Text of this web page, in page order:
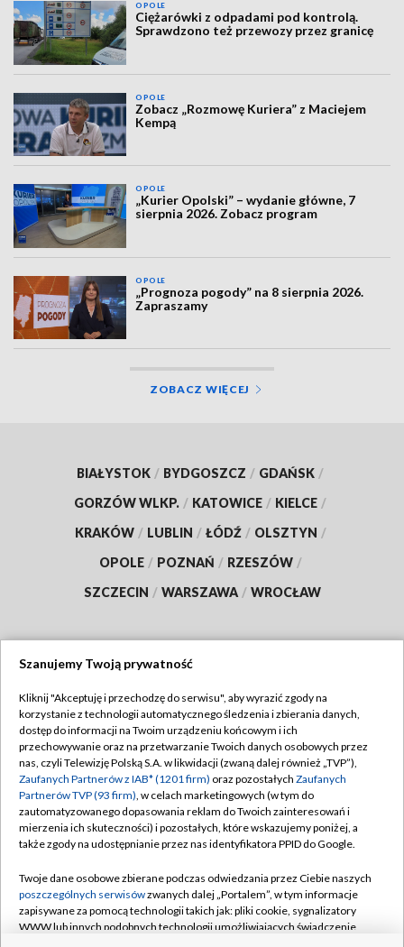
OPOLE
Ciężarówki z odpadami pod kontrolą.
Sprawdzono też przewozy przez granicę
OPOLE
Zobacz „Rozmowę Kuriera” z Maciejem
Kempą
OPOLE
„Kurier Opolski” – wydanie główne, 7
sierpnia 2026. Zobacz program
OPOLE
„Prognoza pogody” na 8 sierpnia 2026.
Zapraszamy
ZOBACZ WIĘCEJ
BIAŁYSTOK / BYDGOSZCZ / GDAŃSK /
GORZÓW WLKP. / KATOWICE / KIELCE /
KRAKÓW / LUBLIN / ŁÓDŹ / OLSZTYN /
OPOLE / POZNAŃ / RZESZÓW /
SZCZECIN / WARSZAWA / WROCŁAW
TVP
Abonament TVP
Emisja w TVP
Centrum informacji TVP
Naziemna Telewizja Cyfrowa
Rada Programowa
System NOS
Regulamin TVP
Polityka prywatności
Moje zgody
Pomoc
Kontakt
Szanujemy Twoją prywatność
Kliknij "Akceptuję i przechodzę do serwisu", aby wyrazić zgody na
korzystanie z technologii automatycznego śledzenia i zbierania danych,
dostęp do informacji na Twoim urządzeniu końcowym i ich
przechowywanie oraz na przetwarzanie Twoich danych osobowych przez
nas, czyli Telewizję Polską S.A. w likwidacji (zwaną dalej również „TVP”),
Zaufanych Partnerów z IAB* (1201 firm) oraz pozostałych Zaufanych
Partnerów TVP (93 firm), w celach marketingowych (w tym do
zautomatyzowanego dopasowania reklam do Twoich zainteresowań i
mierzenia ich skuteczności) i pozostałych, które wskazujemy poniżej, a
także zgody na udostępnianie przez nas identyfikatora PPID do Google.
Twoje dane osobowe zbierane podczas odwiedzania przez Ciebie naszych
poszczególnych serwisówzwanych dalej „Portalem”, w tym informacje
zapisywane za pomocą technologii takich jak: pliki cookie, sygnalizatory
WWW lub innych podobnych technologii umożliwiających świadczenie